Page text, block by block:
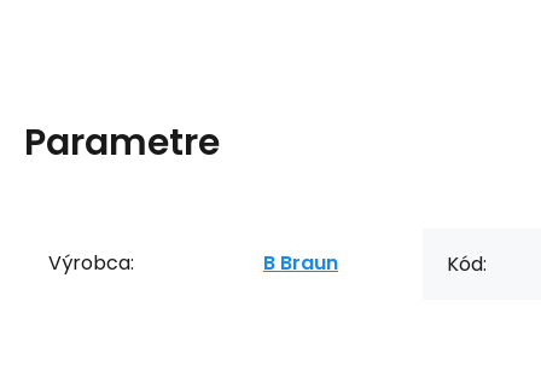
Parametre
Výrobca: B Braun Kód: